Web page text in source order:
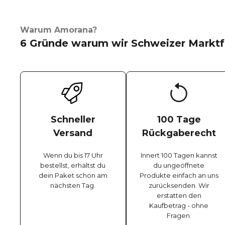
Warum Amorana?
6 Gründe warum wir Schweizer
Schneller
Versand
Wenn du bis 17 Uhr
bestellst, erhältst du
dein Paket schon am
nächsten Tag.
100 Tage
Rückgaberecht
Innert 100 Tagen kannst
du ungeöffnete
Produkte einfach an uns
zurücksenden. Wir
erstatten den
Kaufbetrag - ohne
Fragen.